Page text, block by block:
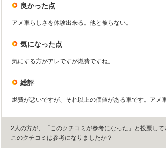
良かった点
アメ車らしさを体験出来る。他と被らない。
気になった点
気にする方がアレですが燃費ですね。
総評
燃費が悪いですが、それ以上の価値がある車です。アメ
2人の方が、「このクチコミが参考になった」と投票して
このクチコミは参考になりましたか？